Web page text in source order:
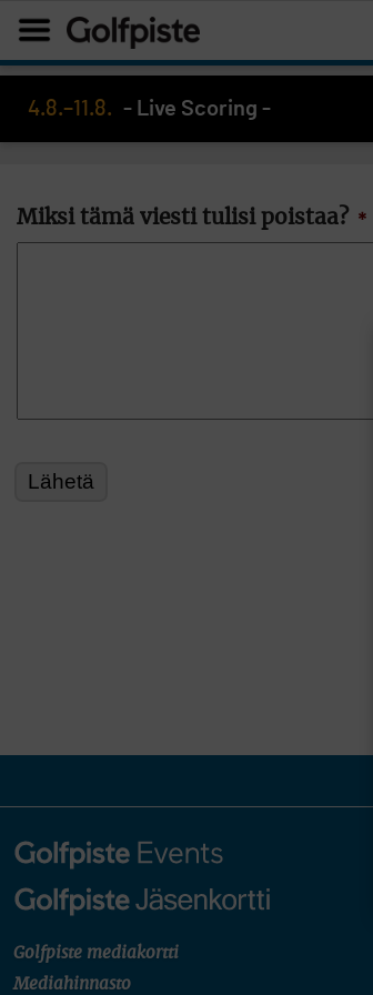
4.8.–11.8. - Live Scoring -
Miksi tämä viesti tulisi poistaa? *
Golfpiste mediakortti
Mediahinnasto